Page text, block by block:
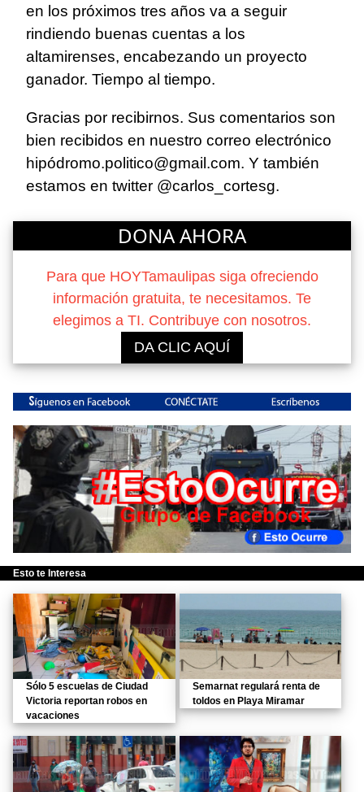
en los próximos tres años va a seguir
rindiendo buenas cuentas a los
altamirenses, encabezando un proyecto
ganador. Tiempo al tiempo.
Gracias por recibirnos. Sus comentarios son
bien recibidos en nuestro correo electrónico
hipódromo.politico@gmail.com. Y también
estamos en twitter @carlos_cortesg.
DONA AHORA
Para que HOYTamaulipas siga ofreciendo
información gratuita, te necesitamos. Te
elegimos a TI. Contribuye con nosotros.
DA CLIC AQUÍ
Esto te Interesa
Sólo 5 escuelas de Ciudad
Victoria reportan robos en
vacaciones
Semarnat regulará renta de
toldos en Playa Miramar